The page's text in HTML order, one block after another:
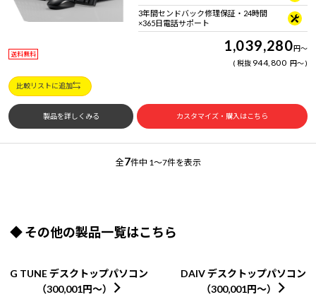
3年間センドバック修理保証・24時間
×365日電話サポート
送料無料 1,039,280円～
税抜 944,800 円～
比較リストに追加
製品を詳しくみる カスタマイズ・購入はこちら
全7件中 1～7件を表示
◆ その他の製品一覧はこちら
G TUNE デスクトップパソコン
（300,001円～）
DAIV デスクトップパソコン
（300,001円～）